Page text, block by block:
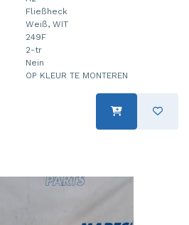
Fließheck
Weiß, WIT
249F
2-tr
Nein
OP KLEUR TE MONTEREN